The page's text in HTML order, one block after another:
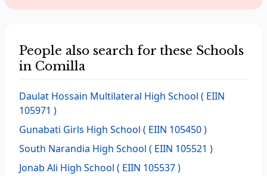
People also search for these Schools
in Comilla
Daulat Hossain Multilateral High School ( EIIN
105971 )
Gunabati Girls High School ( EIIN 105450 )
South Narandia High School ( EIIN 105521 )
Jonab Ali High School ( EIIN 105537 )